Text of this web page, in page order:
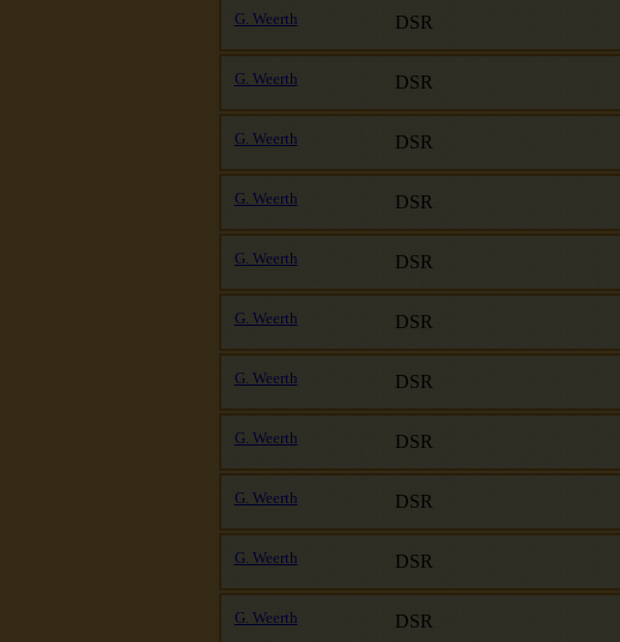
G. Weerth DSR
G. Weerth DSR
G. Weerth DSR
G. Weerth DSR
G. Weerth DSR
G. Weerth DSR
G. Weerth DSR
G. Weerth DSR
G. Weerth DSR
G. Weerth DSR
G. Weerth DSR